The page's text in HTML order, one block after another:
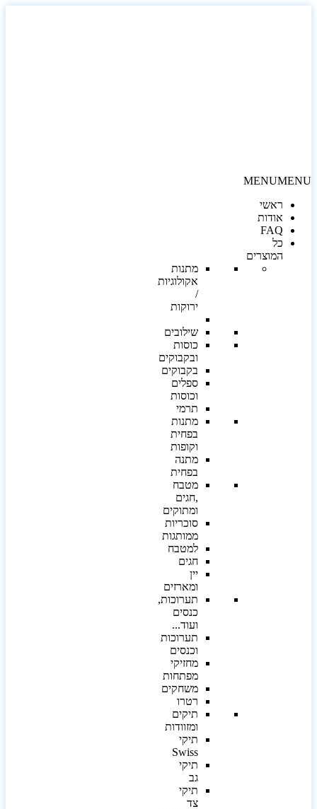
MENU
ראשי
אודות
FAQ
כל
המוצרים
מתנות
אקולוגיות
ירוקות
שילובים
כוסות
ובקבוקים
בקבוקים
ספלים
וכוסות
תרמי
מתנות
בפחית
וקופות
מתנה
בפחית
מטבח
,חגים
ומתוקים
סוכריות
ממותגות
למטבח
חגים
יין
ומארזים
תערוכות,
כנסים
ועוד...
תערוכות
וכנסים
מחזיקי
מפתחות
משחקים
רטרו
תיקים
ומזוודות
תיקי
Swiss
תיקי
תיקי